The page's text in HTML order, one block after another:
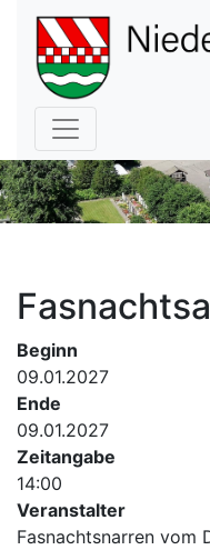
Beginn
09.01.2027
Ende
09.01.2027
Zeitangabe
14:00
Veranstalter
Fasnachtsnarren vom